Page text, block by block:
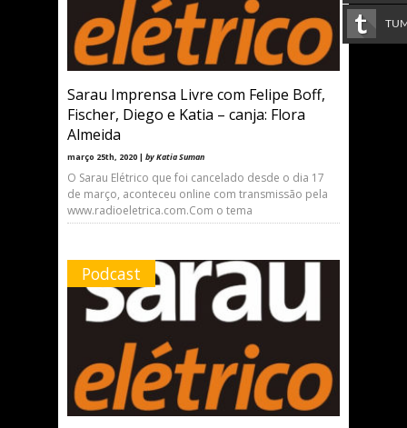
Sarau Imprensa Livre com Felipe Boff,
Fischer, Diego e Katia – canja: Flora
Almeida
março 25th, 2020 | by Katia Suman
O Sarau Elétrico que foi cancelado desde o dia 17
de março, aconteceu online com transmissão pela
www.radioeletrica.com.Com o tema
Podcast